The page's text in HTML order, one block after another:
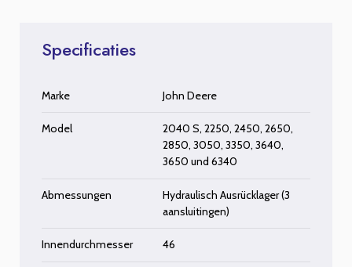
Specificaties
Marke John Deere
Model 2040 S,2250,2450,2650,
2850,3050,3350,3640,
3650 und6340
Abmessungen
Hydraulisch Ausrücklager (3
aansluitingen)
Innendurchmesser 46